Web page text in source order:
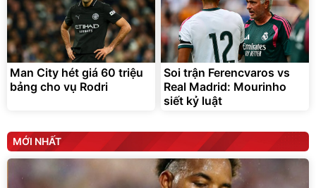
Man City hét giá 60 triệu
bảng cho vụ Rodri
Soi trận Ferencvaros vs
Real Madrid: Mourinho
siết kỷ luật
MỚI NHẤT